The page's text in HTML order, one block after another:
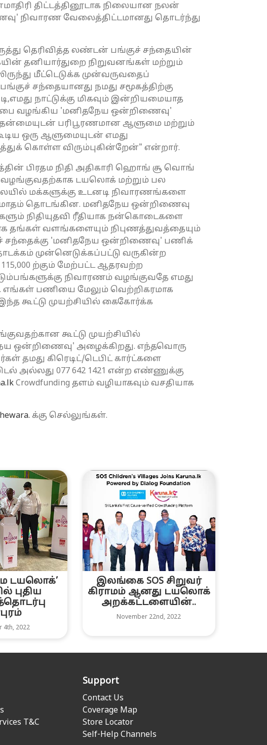
திட்டத்தினூடாக நிலையான நலன்
நிவாரண வேலைத்திட்டமானது தொடர்ந்து
தெரிவித்த லண்டன் பங்குச் சந்தையின்
தனியார்துறை நிறுவனங்கள் மற்றும்
மீட்டெடுக்க முன்வருவதைப்
சந்தையானது நமது சமூகத்திற்கு
நாட்டுக்கு மிகவும் இன்றியமையாத
வழங்கிய 'மனிதநேய ஒன்றிணைவு'
பரிபூரணமான ஆளுமை மற்றும்
ஒரு ஆளுமையுடன் எமது
கொள்ள விரும்புகின்றேன்" என்றார்.
பிரதம நிதி அதிகாரி ஹொங் சூ வொங்
வழங்குவதற்காக டயலொக் மற்றும் பல
மக்களுக்கு உடனடி நிவாரணங்களை
தொடங்கின. மனிதநேய ஒன்றிணைவு
நிதியுதவி ரீதியாக நன்கொடைகளை
தங்கள் வளங்களையும் நிபுணத்துவத்தையும்
'மனிதநேய ஒன்றிணைவு' பணிக்
முன்னெடுக்கப்பட்டு வருகின்ற
ற்கும் மேற்பட்ட ஆதரவற்ற
நிவாரணம் வழங்குவதே எமது
எங்கள் பணியை மேலும் வெற்றிகரமாக
கூட்டு முயற்சியில் கைகோர்க்க
கூட்டு முயற்சியில்
ஒன்றிணைவு' அழைக்கிறது. எந்தவொரு
கிரெடிட்/டெபிட் கார்ட்களை
அல்லது 077 642 1421 என்ற எண்ணுக்கு
Crowdfunding தளம் வழியாகவும் வசதியாக
க்கு செல்லுங்கள்.
டயலொக்’
புதிய
4th, 2022
இலங்கை SOS சிறுவர்
கிராமம் ஆனது டயலொக்
அறக்கட்டளையின்..
November 22nd, 2022
T&C
Support
Contact Us
Coverage Map
Store Locator
Self-Help Channels